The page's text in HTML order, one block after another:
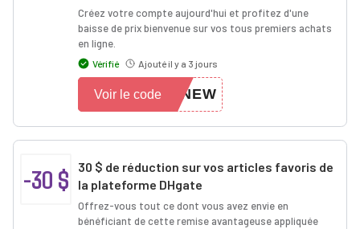
Créez votre compte aujourd'hui et profitez d'une
baisse de prix bienvenue sur vos tous premiers achats
en ligne.
Vérifié Ajouté il y a 3 jours
FNEW
Voir le code
-30 $
30 $ de réduction sur vos articles favoris de
la plateforme DHgate
Offrez-vous tout ce dont vous avez envie en
bénéficiant de cette remise avantageuse appliquée